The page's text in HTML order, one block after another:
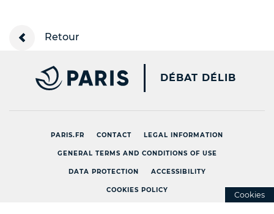
Retour
PARIS.FR [NEW
DÉBAT DÉLIB
PARIS.FR CONTACT LEGAL INFORMATION
GENERAL TERMS AND CONDITIONS OF USE
DATA PROTECTION ACCESSIBILITY
COOKIES POLICY